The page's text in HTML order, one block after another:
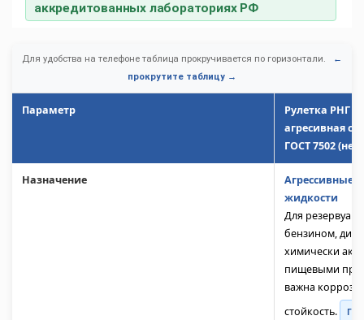
аккредитованных лабораториях РФ
Для удобства на телефоне таблица прокручивается по горизонтали.
Параметр
Рулетка РНГ
агресивная
ГОСТ 7502
Назначение
Агрессивные
жидкости
Для
бензином,
химически
пищевыми
важна
стойкость.